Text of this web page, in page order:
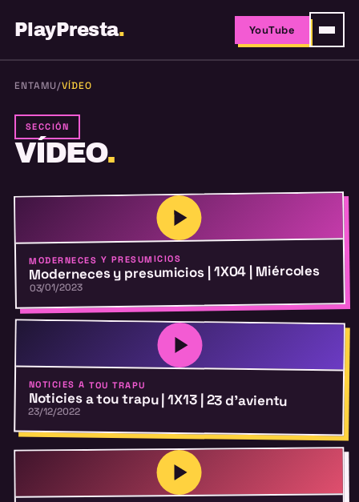
PlayPresta. YouTube
ENTAMU/VÍDEO
SECCIÓN
VÍDEO.
MODERNECES Y PRESUMICIOS
Moderneces y presumicios | 1X04 | Miércoles
03/01/2023
NOTICIES A TOU TRAPU
Noticies a tou trapu | 1X13 | 23 d’avientu
23/12/2022